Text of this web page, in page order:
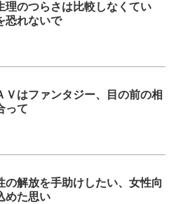
のつらさは比較しなくてい
恐れないで
はファンタジー、目の前の相
って
解放を手助けしたい、女性向
めた思い